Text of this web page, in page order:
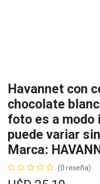
Havannet con
chocolate
foto es a
puede variar
Marca:
(0 reseña)